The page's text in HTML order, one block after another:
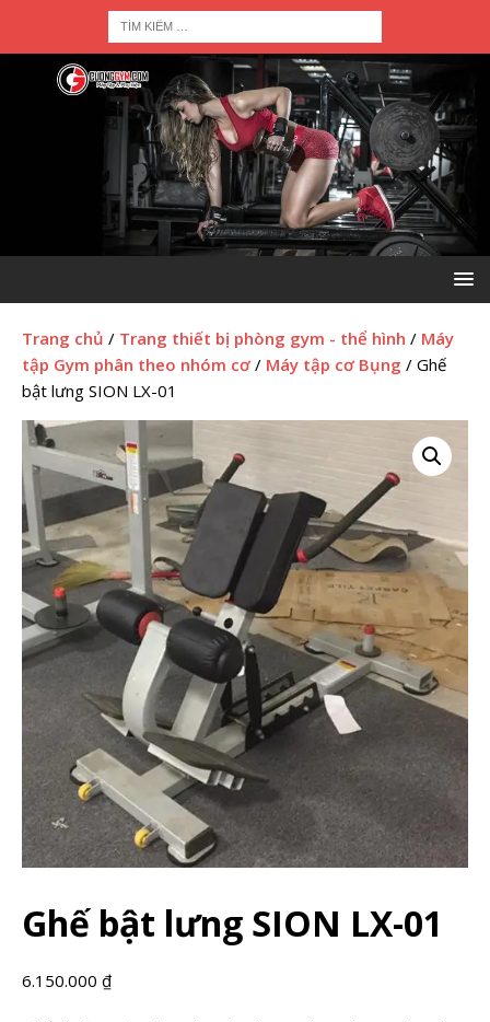
Trang chủ / Trang thiết bị phòng gym - thể hình / Máy
tập Gym phân theo nhóm cơ / Máy tập cơ Bụng / Ghế
bật lưng SION LX-01
Ghế bật lưng SION LX-01
6.150.000 ₫